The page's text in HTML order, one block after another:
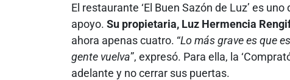
El restaurante ‘El Buen Sazón de Luz’ es
apoyo. Su propietaria, Luz Hermencia
ahora apenas cuatro. “Lo más grave es que
gente vuelva”, expresó. Para ella, la
adelante y no cerrar sus puertas.